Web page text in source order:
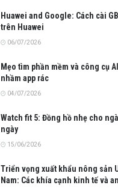
Huawei and Google: Cách cài
trên Huawei
06/07/2026
Mẹo tìm phần mềm và công cụ
nhầm app rác
04/07/2026
Watch fit 5: Đồng hồ nhẹ cho
ngày
15/06/2026
Triển vọng xuất khẩu nông sản
Nam: Các khía cạnh kinh tế và